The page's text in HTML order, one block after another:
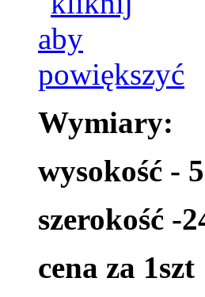
Wymiary:
wysokość -
szerokość -
cena za 1szt